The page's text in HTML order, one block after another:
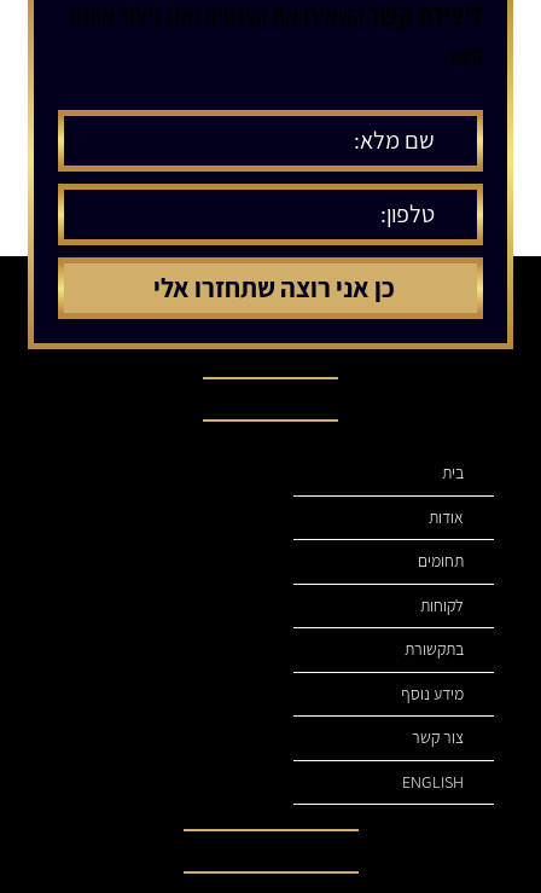
ליצירת קשר השאירו את הפרטים ואנו ניצור אתכם
קשר
בית
אודות
תחומים
לקוחות
בתקשורת
מידע נוסף
צור קשר
ENGLISH